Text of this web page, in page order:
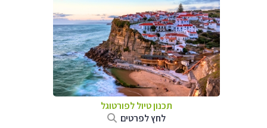
תכנון טיול לפורטוגל
לחץ לפרטים